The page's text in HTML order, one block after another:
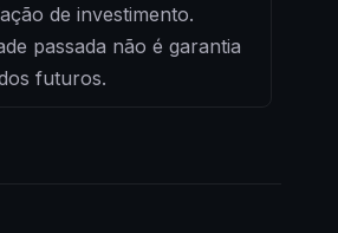
de investimento.
passada não é garantia
futuros.